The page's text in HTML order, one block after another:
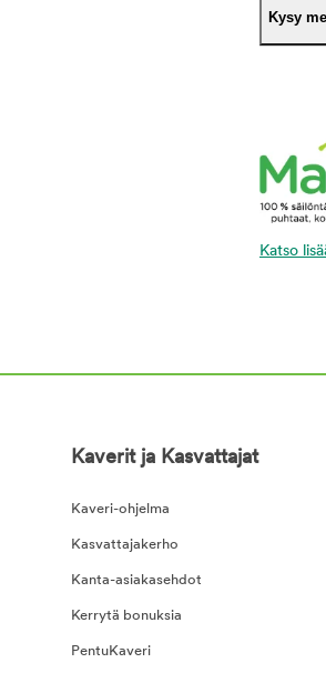
Kysy
Katso
Kaverit ja Kasvattajat
Kaveri-ohjelma
Kasvattajakerho
Kanta-asiakasehdot
Kerrytä bonuksia
PentuKaveri